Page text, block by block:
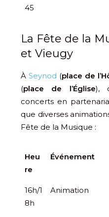
45
La Fête de la
et Vieugy
À Seynod (place de
(place de l’Église),
concerts en
que diverses
Fête de la Musique :
Heu
re
Événement
16h/1
8h
Animation